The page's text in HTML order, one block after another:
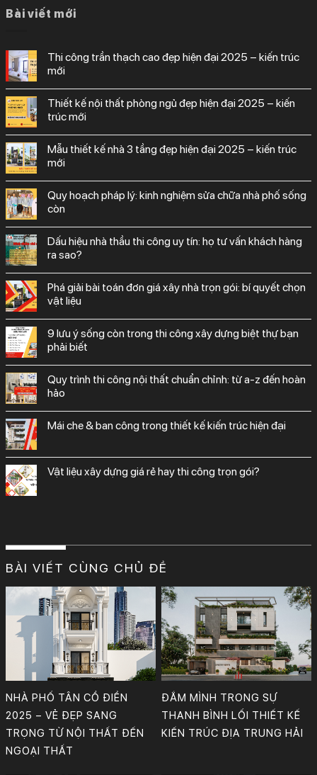
Bài viết mới
thi công trần thạch cao đẹp hiện đại 2025 – kiến trúc
mới
thiết kế nội thất phòng ngủ đẹp hiện đại 2025 – kiến
trúc mới
mẫu thiết kế nhà 3 tầng đẹp hiện đại 2025 – kiến trúc
mới
quy hoạch pháp lý: kinh nghiệm sửa chữa nhà phố sống
còn
dấu hiệu nhà thầu thi công uy tín: họ tư vấn khách hàng
ra sao?
phá giải bài toán đơn giá xây nhà trọn gói: bí quyết chọn
vật liệu
9 lưu ý sống còn trong thi công xây dựng biệt thự bạn
phải biết
quy trình thi công nội thất chuẩn chỉnh: từ a-z đến hoàn
hảo
mái che & ban công trong thiết kế kiến trúc hiện đại
vật liệu xây dựng giá rẻ hay thi công trọn gói?
BÀI VIẾT CÙNG CHỦ ĐỀ
NHÀ PHỐ TÂN CỔ ĐIỂN
2025 – VẺ ĐẸP SANG
TRỌNG TỪ NỘI THẤT ĐẾN
NGOẠI THẤT
ĐẮM MÌNH TRONG SỰ
THANH BÌNH LỐI THIẾT KẾ
KIẾN TRÚC ĐỊA TRUNG HẢI